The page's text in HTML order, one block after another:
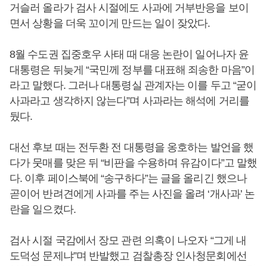
거슬러 올라가 검사 시절에도 사과에 거부반응을 보이
면서 상황을 더욱 꼬이게 만드는 일이 잦았다.
8월 수도권 집중호우 사태 때 대응 논란이 일어나자 윤
대통령은 뒤늦게 “국민께 정부를 대표해 죄송한 마음”이
라고 말했다. 그러나 대통령실 관계자는 이를 두고 “굳이
사과라고 생각하지 않는다”며 사과라는 해석에 거리를
뒀다.
대선 후보 때는 전두환 전 대통령을 옹호하는 발언을 했
다가 뭇매를 맞은 뒤 “비판을 수용하며 유감이다”고 말했
다. 이후 페이스북에 “송구하다”는 글을 올리긴 했으나
곧이어 반려견에게 사과를 주는 사진을 올려 ‘개사과’ 논
란을 일으켰다.
검사 시절 국감에서 장모 관련 의혹이 나오자 “그게 내
도덕성 문제냐”며 반발했고 검찰총장 인사청문회에선